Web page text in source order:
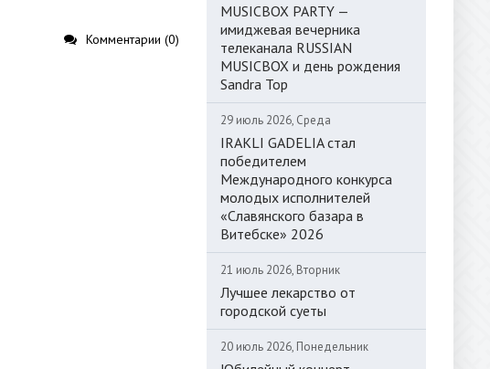
Комментарии (0)
MUSICBOX PARTY —
имиджевая вечерника
телеканала RUSSIAN
MUSICBOX и день рождения
Sandra Top
29 июль 2026, Среда
IRAKLI GADELIA стал
победителем
Международного конкурса
молодых исполнителей
«Славянского базара в
Витебске» 2026
21 июль 2026, Вторник
Лучшее лекарство от
городской суеты
20 июль 2026, Понедельник